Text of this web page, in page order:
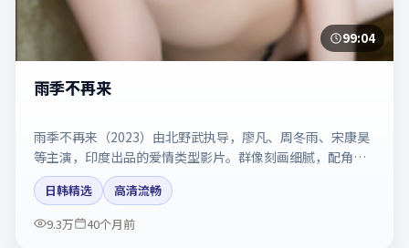
99:04
雨季不再来
雨季不再来（2023）由北野武执导，廖凡、周冬雨、宋康昊
等主演，印度出品的爱情类型影片。群像刻画细腻，配角同
样出彩。剧情简介与主创信息可供检索参考，上映日期以片
方资料为准。
日韩精选
高清流畅
9.3万
40个月前